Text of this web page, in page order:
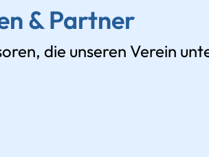
& Partner
die unseren Verein